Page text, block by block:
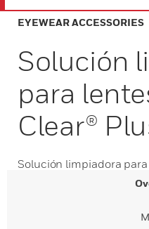
EYEWEAR ACCESSORIES
Solución
para
Clear®
Solución limpiadora